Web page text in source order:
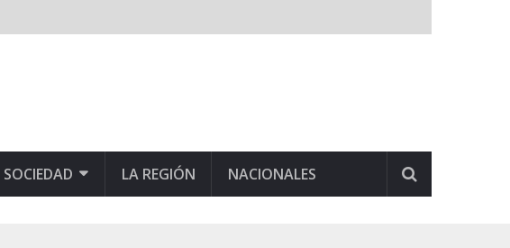
SOCIEDAD LA REGIÓN NACIONALES